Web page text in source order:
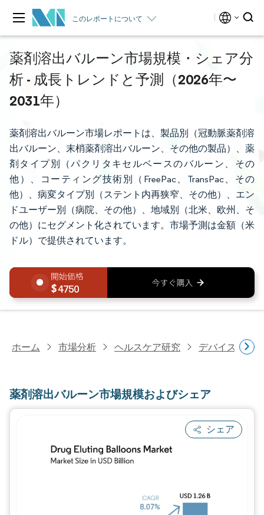
このレポートについて
薬剤溶出バルーン市場規模・シェア分
析 - 成長トレンドと予測（2026年〜
2031年）
薬剤溶出バルーン市場レポートは、製品別（冠動脈薬剤溶
出バルーン、末梢薬剤溶出バルーン、その他の製品）、薬
剤タイプ別（パクリタキセルベースのバルーン、その
他）、コーティング技術別（FreePac、TransPac、その
他）、病変タイプ別（ステント内再狭窄、その他）、エン
ドユーザー別（病院、その他）、地域別（北米、欧州、そ
の他）にセグメント化されています。市場予測は金額（米
ドル）で提供されています。
4750
ホーム 市場分析 ヘルスケア研究 デバイス・医
薬剤溶出バルーン市場規模およびシェア
シェア